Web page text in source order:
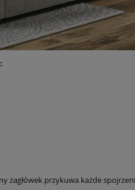
zagłówek przykuwa każde